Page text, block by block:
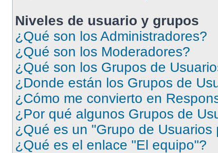
Niveles de usuario y grupos
¿Qué son los Administradores?
¿Qué son los Moderadores?
¿Qué son los Grupos de
¿Donde están los Grupos de
¿Cómo me convierto en
¿Por qué algunos Grupos de
¿Qué es un "Grupo de Usuarios
¿Qué es el enlace "El equipo"?